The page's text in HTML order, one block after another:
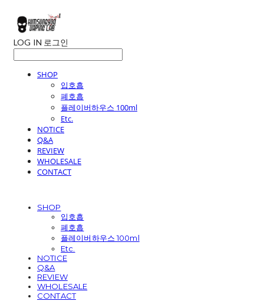
LOG IN 로그인
SHOP
입호흡
폐호흡
플레이버하우스 100ml
Etc.
NOTICE
Q&A
REVIEW
WHOLESALE
CONTACT
SHOP
입호흡
폐호흡
플레이버하우스 100ml
Etc.
NOTICE
Q&A
REVIEW
WHOLESALE
CONTACT